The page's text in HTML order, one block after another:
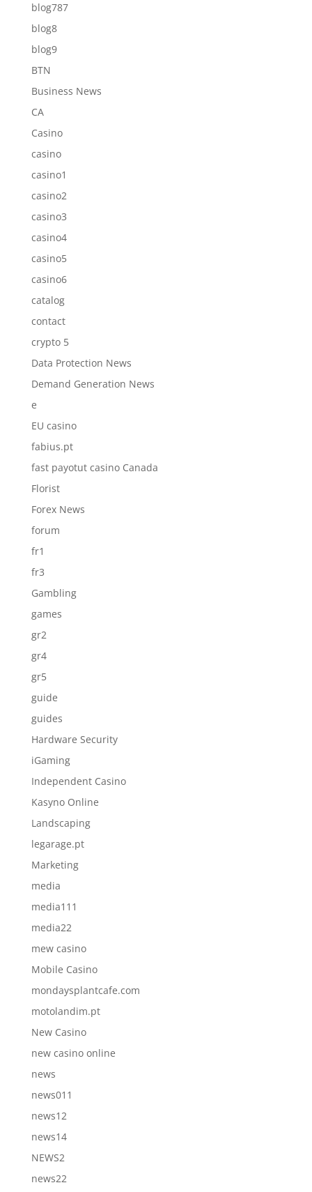
blog787
blog8
blog9
BTN
Business News
CA
Casino
casino
casino1
casino2
casino3
casino4
casino5
casino6
catalog
contact
crypto 5
Data Protection News
Demand Generation News
e
EU casino
fabius.pt
fast payotut casino Canada
Florist
Forex News
forum
fr1
fr3
Gambling
games
gr2
gr4
gr5
guide
guides
Hardware Security
iGaming
Independent Casino
Kasyno Online
Landscaping
legarage.pt
Marketing
media
media111
media22
mew casino
Mobile Casino
mondaysplantcafe.com
motolandim.pt
New Casino
new casino online
news
news011
news12
news14
NEWS2
news22